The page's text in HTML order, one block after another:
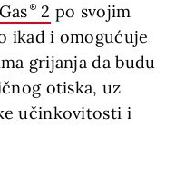
2 po svojim
ikad i omogućuje
grijanja da budu
otiska, uz
učinkovitosti i